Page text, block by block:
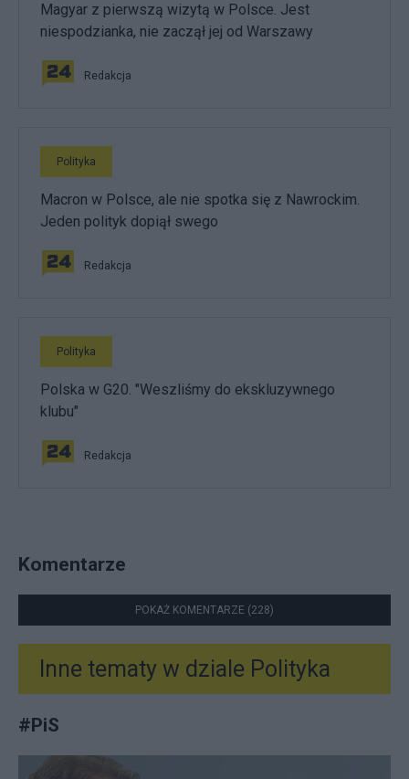
Magyar z pierwszą wizytą w Polsce. Jest
niespodzianka, nie zaczął jej od Warszawy
Redakcja
Polityka
Macron w Polsce, ale nie spotka się z Nawrockim.
Jeden polityk dopiął swego
Redakcja
Polityka
Polska w G20. "Weszliśmy do ekskluzywnego
klubu"
Redakcja
Komentarze
POKAŻ KOMENTARZE (228)
Inne tematy w dziale Polityka
#PiS